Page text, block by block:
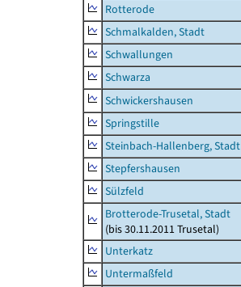
Rotterode
Schmalkalden, Stadt
Schwallungen
Schwarza
Schwickershausen
Springstille
Steinbach-Hallenberg, Stadt
Stepfershausen
Sülzfeld
Brotterode-Trusetal, Stadt
(bis 30.11.2011 Trusetal)
Unterkatz
Untermaßfeld